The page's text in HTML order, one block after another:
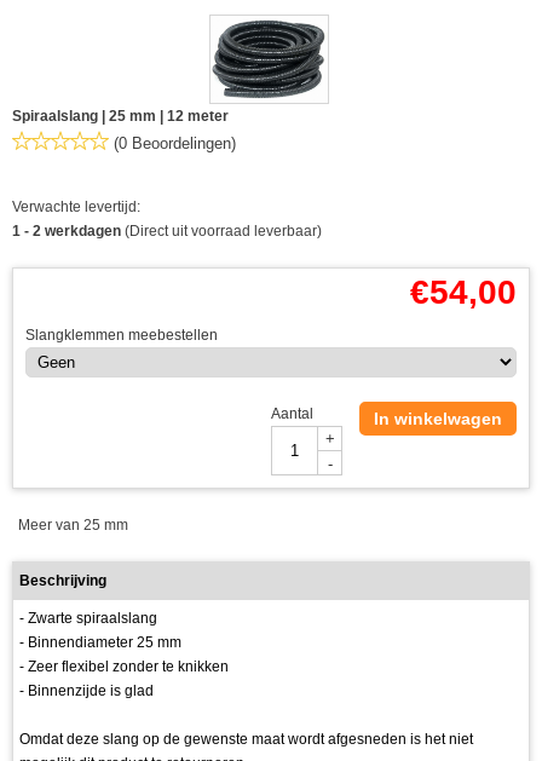
Spiraalslang | 25 mm | 12 meter
(0 Beoordelingen)
Verwachte levertijd:
1 - 2 werkdagen (Direct uit voorraad leverbaar)
€54,00
Slangklemmen meebestellen
Aantal
+
-
In winkelwagen
Meer van 25 mm
Beschrijving
- Zwarte spiraalslang
- Binnendiameter 25 mm
- Zeer flexibel zonder te knikken
- Binnenzijde is glad
Omdat deze slang op de gewenste maat wordt afgesneden is het niet